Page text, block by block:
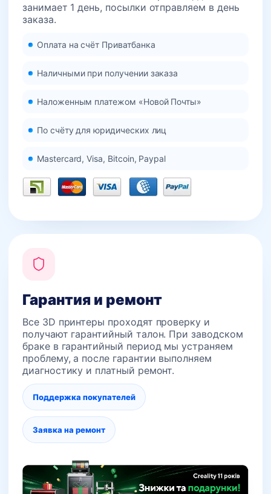
занимает 1 день, посылки отправляем в день
заказа.
Оплата на счёт Приватбанка
Наличными при получении заказа
Наложенным платежом «Новой Почты»
По счёту для юридических лиц
Mastercard, Visa, Bitcoin, Paypal
Гарантия и ремонт
Все 3D принтеры проходят проверку и
получают гарантийный талон. При заводском
браке в гарантийный период мы устраняем
проблему, а после гарантии выполняем
диагностику и платный ремонт.
Поддержка покупателей
Заявка на ремонт